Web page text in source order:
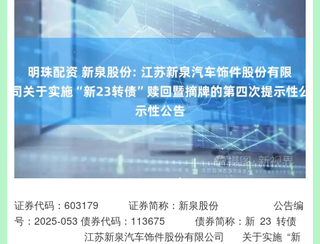
证券代码：603179 证券简称：新泉股份 公告编
号：2025-053 债券代码：113675 债券简称：新 23 转债
江苏新泉汽车饰件股份有限公司 关于实施 “新